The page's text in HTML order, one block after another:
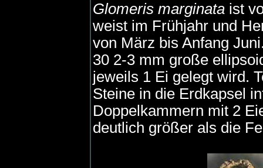
Glomeris marginata ist
weist im Frühjahr und
von März bis Anfang
30 2-3 mm große
jeweils 1 Ei gelegt wird.
Steine in die Erdkapsel
Doppelkammern mit 2
deutlich größer als die